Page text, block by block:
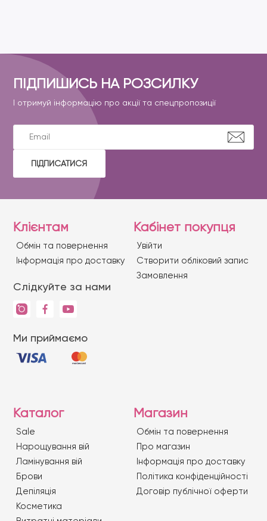
ПІДПИШИСЬ НА РОЗСИЛКУ
І отримуй інформацію про акції та спецпропозиції
ПІДПИСАТИСЯ
Клієнтам
Обмін та повернення
Iнформація про доставку
Слідкуйте за нами
Ми приймаємо
Кабінет покупця
Увійти
Створити обліковий запис
Замовлення
Каталог
Sale
Нарощування вій
Ламінування вій
Брови
Депіляція
Косметика
Магазин
Обмін та повернення
Про магазин
Iнформація про доставку
Політика конфіденційності
Договір публічної оферти